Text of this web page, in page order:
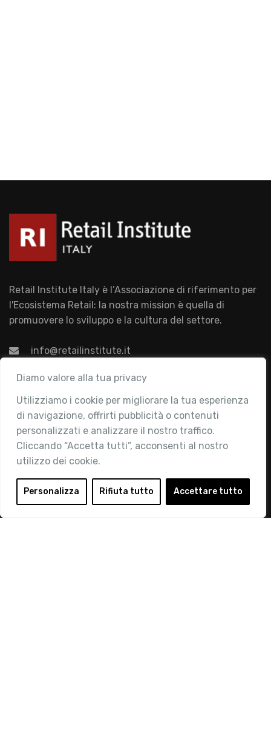
Diamo valore alla tua privacy
Utilizziamo i cookie per migliorare la tua esperienza
di navigazione, offrirti pubblicità o contenuti
personalizzati e analizzare il nostro traffico.
Cliccando “Accetta tutti”, acconsenti al nostro
utilizzo dei cookie.
Personalizza Rifiuta tutto Accettare tutto
Retail Institute Italy è l’Associazione di riferimento per
l'Ecosistema Retail: la nostra mission è quella di
promuovere lo sviluppo e la cultura del settore.
info@retailinstitute.it
Associazione
Chi siamo
Attività
Contatti
Area Riservata
Login
Diventa Socio